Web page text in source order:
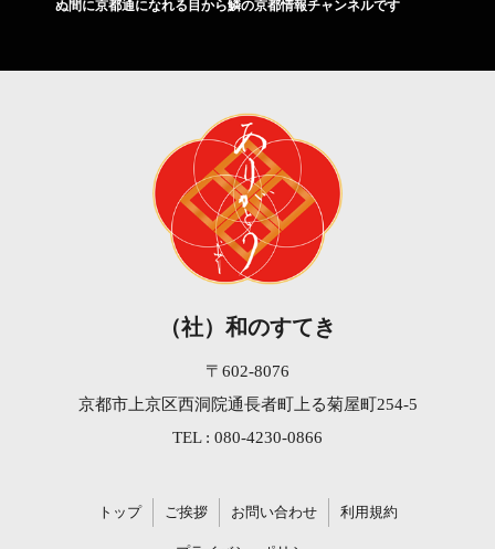
ぬ間に京都通になれる目から鱗の京都情報チャンネルです
（社）和のすてき
〒602-8076
京都市上京区西洞院通長者町上る菊屋町254-5
TEL : 080-4230-0866
トップ ご挨拶 お問い合わせ 利用規約